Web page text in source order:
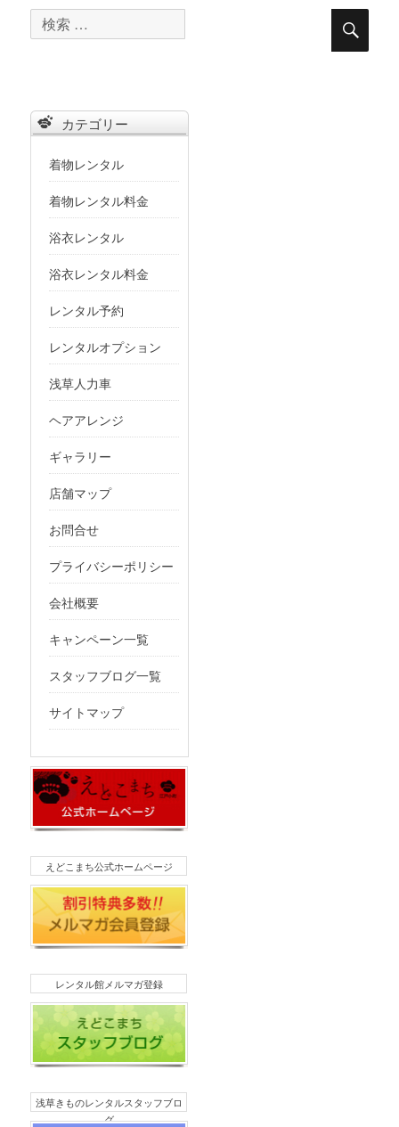
検
検
カテゴリー
着物レンタル
着物レンタル料金
浴衣レンタル
浴衣レンタル料金
レンタル予約
レンタルオプション
浅草人力車
ヘアアレンジ
ギャラリー
店舗マップ
お問合せ
プライバシーポリシー
会社概要
キャンペーン一覧
スタッフブログ一覧
サイトマップ
えどこまち公式ホームページ
レンタル館メルマガ登録
浅草きものレンタルスタッフブロ
グ